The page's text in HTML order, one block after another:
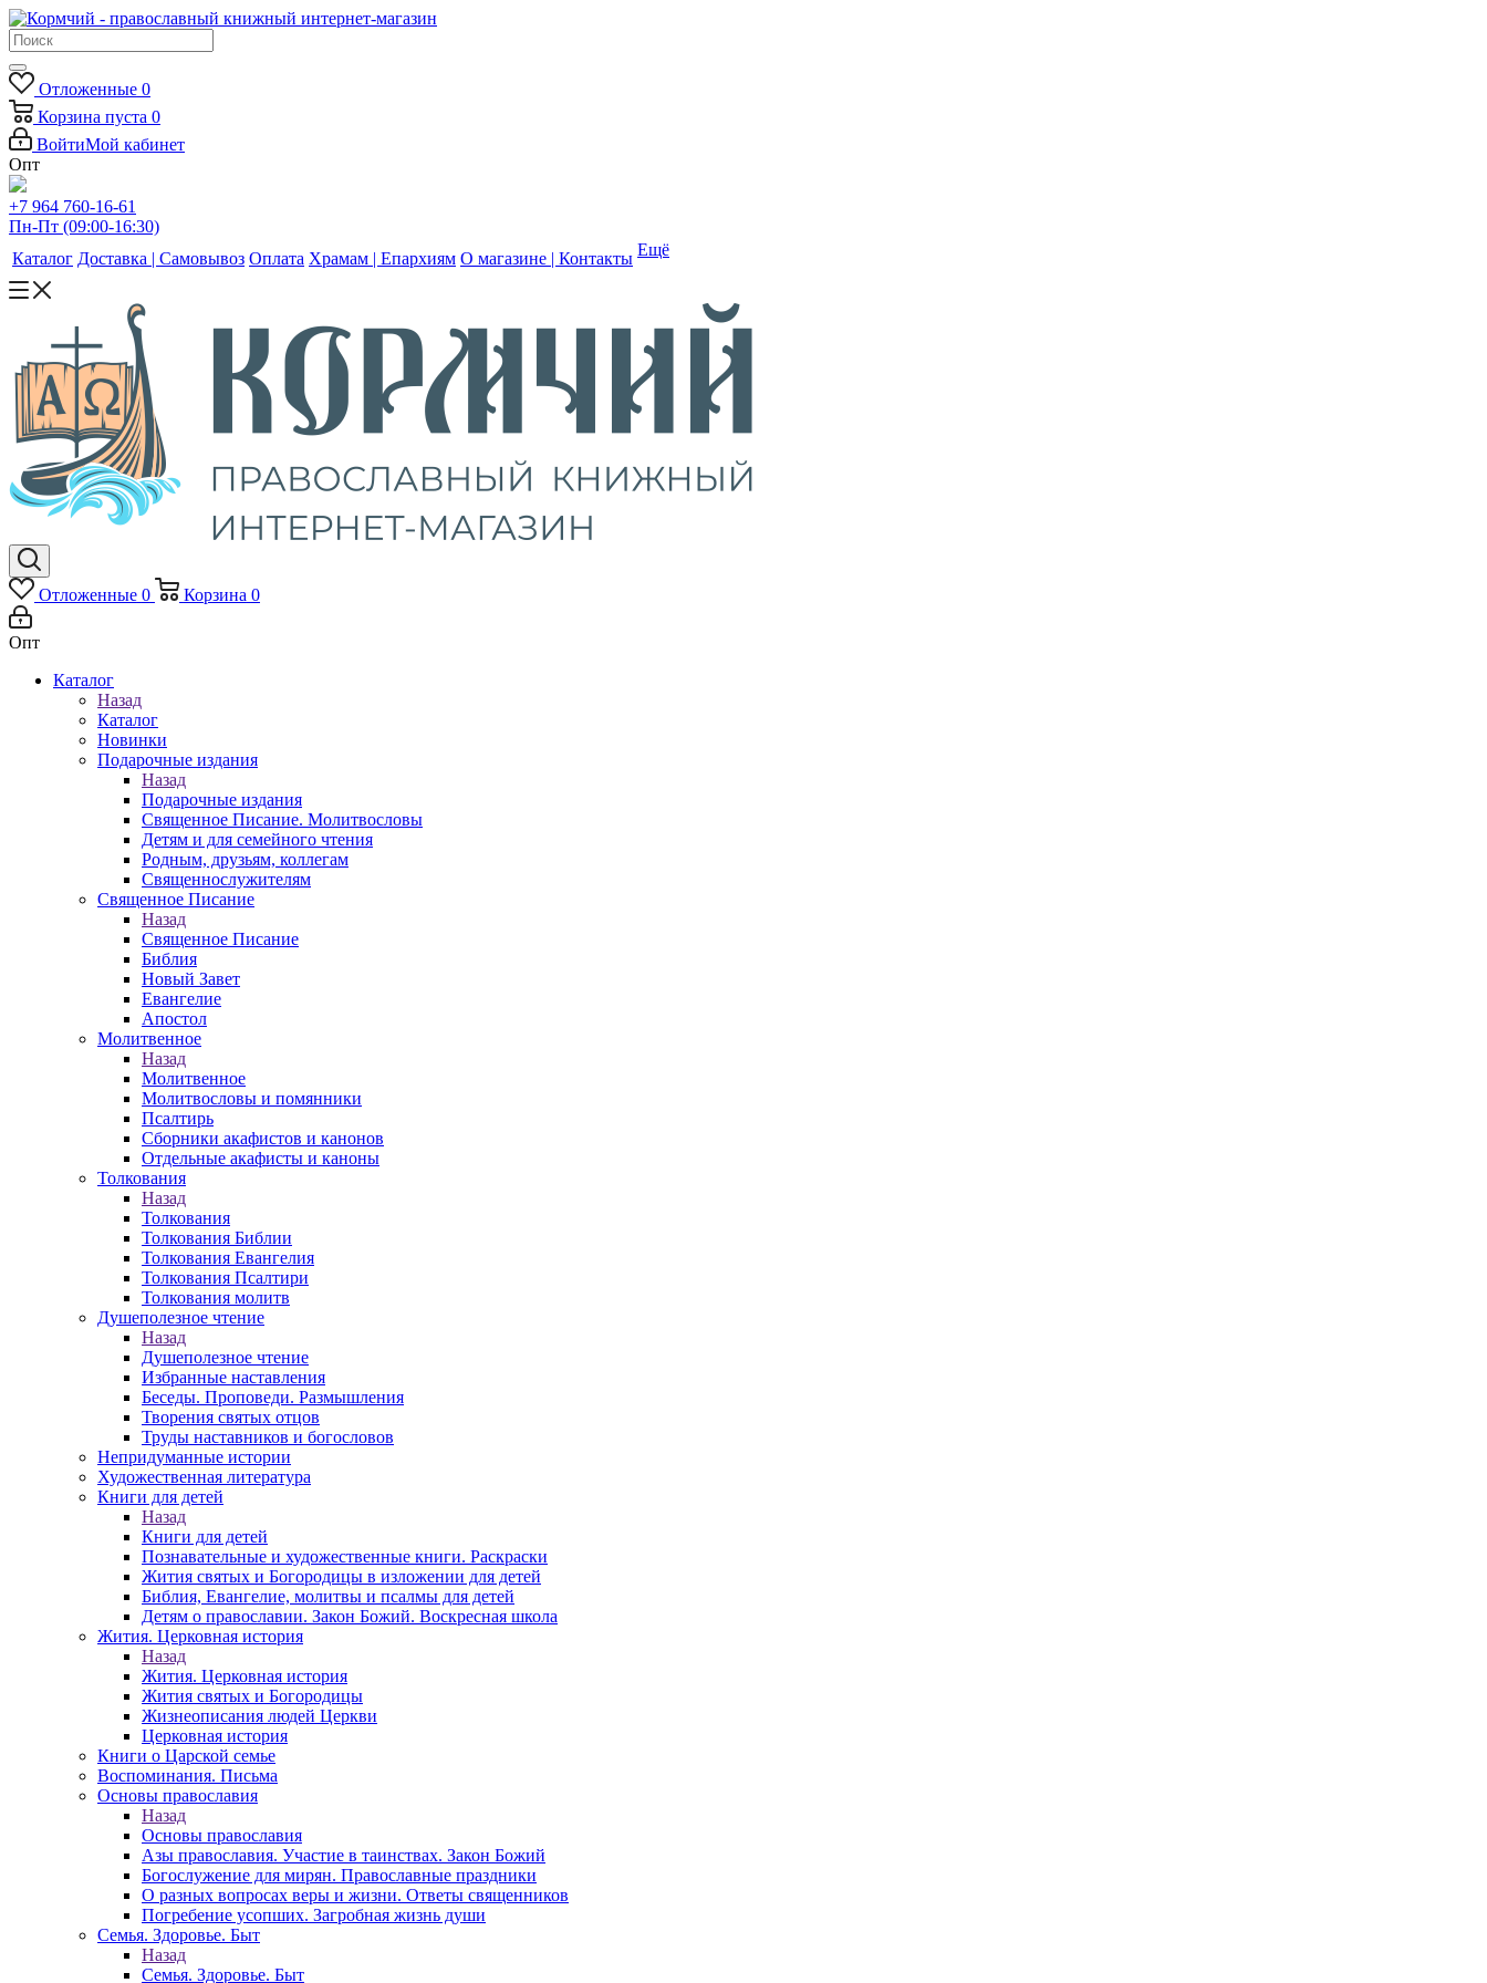
Отложенные 0
Корзина пуста 0
ВойтиМой кабинет
Опт
+7 964 760-16-61
Пн-Пт (09:00-16:30)
Каталог Доставка | Самовывоз Оплата Храмам | Епархиям О магазине | Контакты Ещё
Отложенные 0 Корзина 0
Опт
Каталог
Назад
Каталог
Новинки
Подарочные издания
Назад
Подарочные издания
Священное Писание. Молитвословы
Детям и для семейного чтения
Родным, друзьям, коллегам
Священнослужителям
Священное Писание
Назад
Священное Писание
Библия
Новый Завет
Евангелие
Апостол
Молитвенное
Назад
Молитвенное
Молитвословы и помянники
Псалтирь
Сборники акафистов и канонов
Отдельные акафисты и каноны
Толкования
Назад
Толкования
Толкования Библии
Толкования Евангелия
Толкования Псалтири
Толкования молитв
Душеполезное чтение
Назад
Душеполезное чтение
Избранные наставления
Беседы. Проповеди. Размышления
Творения святых отцов
Труды наставников и богословов
Непридуманные истории
Художественная литература
Книги для детей
Назад
Книги для детей
Познавательные и художественные книги. Раскраски
Жития святых и Богородицы в изложении для детей
Библия, Евангелие, молитвы и псалмы для детей
Детям о православии. Закон Божий. Воскресная школа
Жития. Церковная история
Назад
Жития. Церковная история
Жития святых и Богородицы
Жизнеописания людей Церкви
Церковная история
Книги о Царской семье
Воспоминания. Письма
Основы православия
Назад
Основы православия
Азы православия. Участие в таинствах. Закон Божий
Богослужение для мирян. Православные праздники
О разных вопросах веры и жизни. Ответы священников
Погребение усопших. Загробная жизнь души
Семья. Здоровье. Быт
Назад
Семья. Здоровье. Быт